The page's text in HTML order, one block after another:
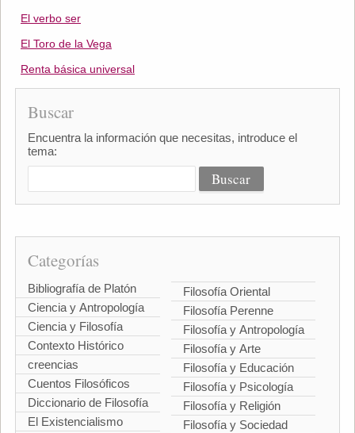
El verbo ser
El Toro de la Vega
Renta básica universal
Buscar
Encuentra la información que necesitas, introduce el
tema:
Categorías
Bibliografía de Platón
Ciencia y Antropología
Ciencia y Filosofía
Contexto Histórico
creencias
Cuentos Filosóficos
Diccionario de Filosofía
El Existencialismo
Filosofía Oriental
Filosofía Perenne
Filosofía y Antropología
Filosofía y Arte
Filosofía y Educación
Filosofía y Psicología
Filosofía y Religión
Filosofía y Sociedad